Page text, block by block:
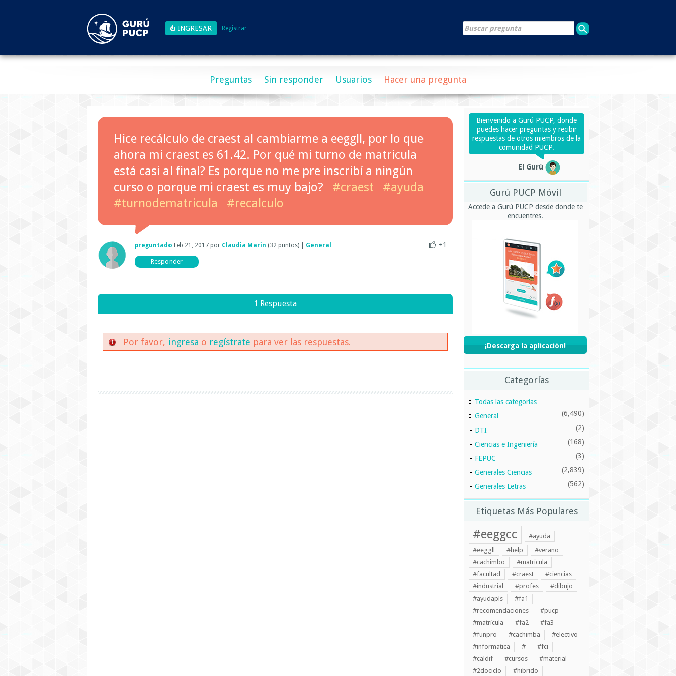
Registrar
Preguntas Sin responder Usuarios Hacer una pregunta
Hice recálculo de craest al cambiarme a eeggll, por lo que
ahora mi craest es 61.42. Por qué mi turno de matricula
está casi al final? Es porque no me pre inscribí a ningún
curso o porque mi craest es muy bajo?
#craest
#ayuda
#turnodematricula
#recalculo
+1
preguntado Feb 21, 2017 por Claudia Marin (32 puntos) General
1 Respuesta
Por favor, ingresa o regístrate para ver las respuestas.
Bienvenido a Gurú PUCP, donde
puedes hacer preguntas y recibir
respuestas de otros miembros de la
comunidad PUCP.
El Gurú
Gurú PUCP Móvil
Accede a Gurú PUCP desde donde te
encuentres.
¡Descarga la aplicación!
Categorías
Todas las categorías
General
(6,490)
DTI (2)
Ciencias e Ingeniería (168)
FEPUC (3)
Generales Ciencias (2,839)
Generales Letras (562)
Etiquetas Más Populares
#eeggcc
#ayuda
#eeggll
#help
#verano
#cachimbo
#matricula
#facultad
#craest
#ciencias
#industrial
#profes
#dibujo
#ayudapls
#fa1
#recomendaciones
#pucp
#matrícula
#fa2
#fa3
#funpro
#cachimba
#electivo
#informatica
#
#fci
#caldif
#cursos
#material
#2dociclo
#hibrido